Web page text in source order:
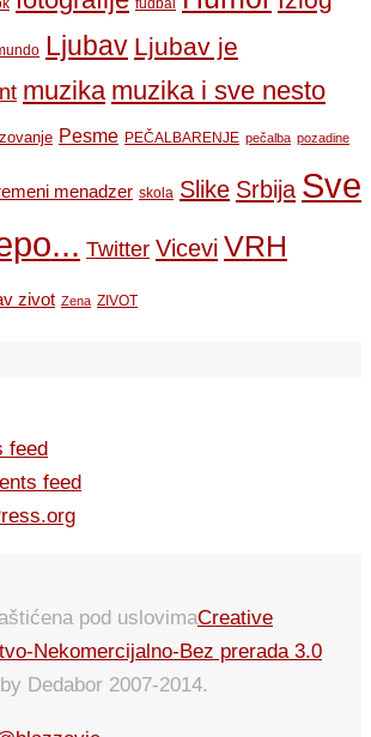
Ljubav Ljubav je
muzika muzika i sve nesto
Pesme PEČALBARENJE pečalba pozadine
menadzer skola Slike Srbija Sve
Twitter Vicevi VRH
zivot Zena ZIVOT
feed
feed
pod uslovimaCreative
Nekomercijalno-Bez prerada 3.0
Dedabor 2007-2014.